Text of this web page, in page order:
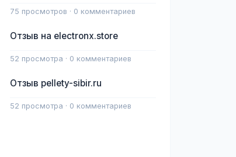
75 просмотров · 0 комментариев
Отзыв на electronx.store
52 просмотра · 0 комментариев
Отзыв pellety-sibir.ru
52 просмотра · 0 комментариев